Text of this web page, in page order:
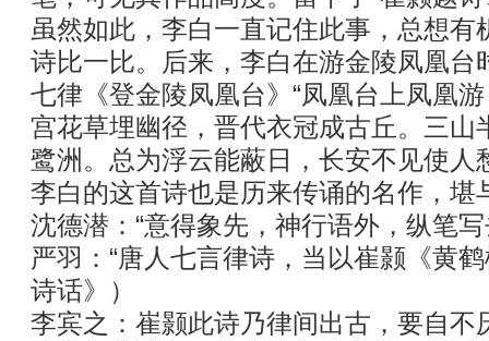
虽然如此，李白一直记住此事，总想有
诗比一比。后来，李白在游金陵凤凰台
七律《登金陵凤凰台》“凤凰台上凤凰
宫花草埋幽径，晋代衣冠成古丘。三山
鹭洲。总为浮云能蔽日，长安不见使人
李白的这首诗也是历来传诵的名作，堪
沈德潜：“意得象先，神行语外，纵笔
严羽：“唐人七言律诗，当以崔颢《黄
诗话》）
李宾之：崔颢此诗乃律间出古，要自不